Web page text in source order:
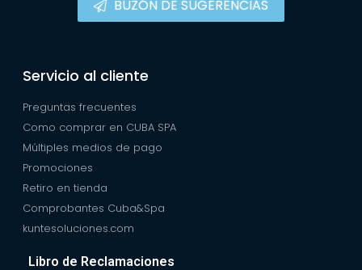
BUZÓN DE SUGERENCIAS
Servicio al cliente
Preguntas frecuentes
Como comprar en CUBA SPA
Múltiples medios de pago
Promociones
Retiro en tienda
Comprobantes Cuba&Spa
kuntesoluciones.com
Libro de Reclamaciones